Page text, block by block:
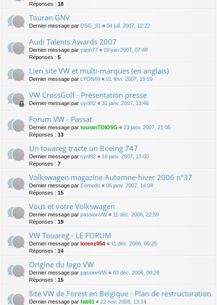
Réponses : 18
Touran GNV
Dernier message par DSG_91 « 04 juil. 2007, 12:22
Audi Talents Awards 2007
Dernier message par yann77 « 09 juin 2007, 07:48
Réponses : 5
Lien site VW et multi-marques (en anglais)
Dernier message par LYON69 « 01 févr. 2007, 19:59
VW CrossGolf - Présentation presse
Dernier message par cyril92 « 31 janv. 2007, 13:46
Forum VW - Passat
Dernier message par touranTDIDSG « 23 janv. 2007, 21:05
Réponses : 13
Un touareg tracte un Boeing 747
Dernier message par cyril92 « 16 janv. 2007, 13:00
Réponses : 7
Volkswagen magazine Automne-hiver 2006 n°37
Dernier message par Comodo « 06 janv. 2007, 14:04
Réponses : 15
Vous et votre Volkswagen
Dernier message par passionVW« 11 déc. 2006, 22:59
Réponses : 19
VW Touareg - LE FORUM
Dernier message par lorenz054 « 11 déc. 2006, 00:25
Réponses : 14
Origine du logo VW
Dernier message par passionVW« 03 déc. 2006, 00:26
Réponses : 15
Site VW de Forest en Belgique - Plan de restructuration
Dernier message par fab01 « 22 nov. 2006, 13:14